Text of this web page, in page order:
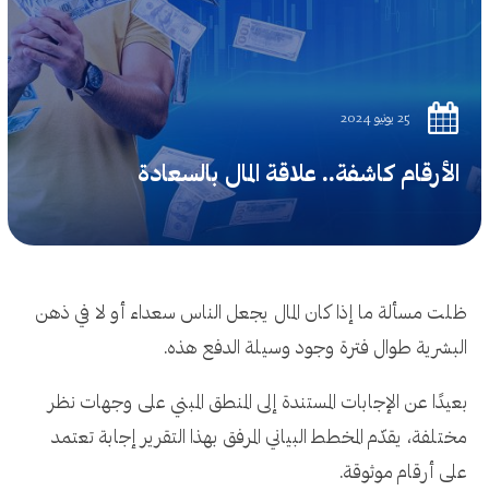
25 يونيو 2024
الأرقام كاشفة.. علاقة المال بالسعادة
ظلت مسألة ما إذا كان المال يجعل الناس سعداء أو لا في ذهن
البشرية طوال فترة وجود وسيلة الدفع هذه.
بعيدًا عن الإجابات المستندة إلى المنطق المبني على وجهات نظر
مختلفة، يقدّم المخطط البياني المرفق بهذا التقرير إجابة تعتمد
على أرقام موثوقة.